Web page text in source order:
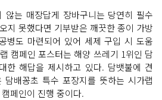
않는 매장답게 장바구니는 당연히 필수
지 못했다면 기부받은 깨끗한 종이 가방
병도 마련되어 있어 세제 구입 시 도움
캠페인 포스터는 해양 쓰레기 1위인 담
한 해답을 제시하고 있다. 담뱃불에 견
배꽁초 특수 포장지를 뜻하는 시가랩
페인이 진행 중이다.